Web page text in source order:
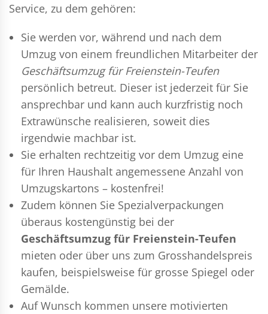
Service, zu dem gehören:
Sie werden vor, während und nach dem
Umzug von einem freundlichen Mitarbeiter der
Geschäftsumzug für Freienstein-Teufen
persönlich betreut. Dieser ist jederzeit für Sie
ansprechbar und kann auch kurzfristig noch
Extrawünsche realisieren, soweit dies
irgendwie machbar ist.
Sie erhalten rechtzeitig vor dem Umzug eine
für Ihren Haushalt angemessene Anzahl von
Umzugskartons – kostenfrei!
Zudem können Sie Spezialverpackungen
überaus kostengünstig bei der
Geschäftsumzug für Freienstein-Teufen
mieten oder über uns zum Grosshandelspreis
kaufen, beispielsweise für grosse Spiegel oder
Gemälde.
Auf Wunsch kommen unsere motivierten